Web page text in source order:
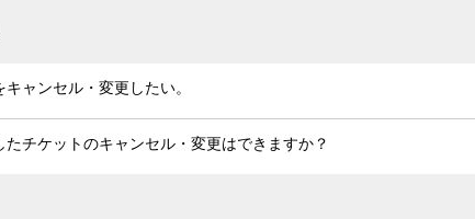
キャンセル・変更したい。
たチケットのキャンセル・変更はできますか？